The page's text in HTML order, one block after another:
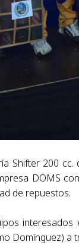
Shifter 200
DOMS
de repuestos.
Domínguez)